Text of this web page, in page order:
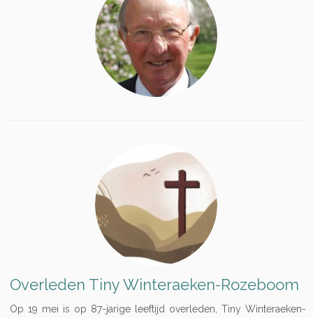
Overleden Tiny Winteraeken-Rozeboom
Op 19 mei is op 87-jarige leeftijd overleden, Tiny Winteraeken-